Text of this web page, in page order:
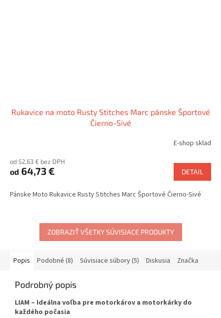
Rukavice na moto Rusty Stitches Marc pánske Športové
Čierno-Sivé
E-shop sklad
od 52,63 € bez DPH
od 64,73 € DETAIL
Pánske Moto Rukavice Rusty Stitches Marc Športové Čierno-Sivé
ZOBRAZIŤ VŠETKY SÚVISIACE PRODUKTY
Popis Podobné (8) Súvisiace súbory (5) Diskusia Značka
Podrobný popis
LIAM – Ideálna voľba pre motorkárov a motorkárky do
každého počasia